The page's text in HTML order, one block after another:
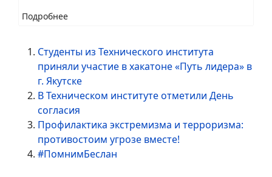
Подробнее
Студенты из Технического института
приняли участие в хакатоне «Путь лидера» в
г. Якутске
В Техническом институте отметили День
согласия
Профилактика экстремизма и терроризма:
противостоим угрозе вместе!
#ПомнимБеслан